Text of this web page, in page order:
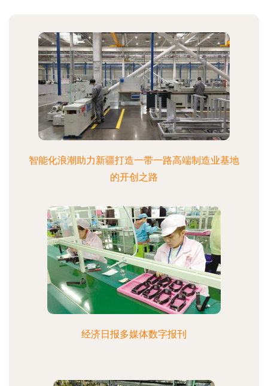
智能化浪潮助力新疆打造一带一路高端制造业基地
的开创之路
经济日报多媒体数字报刊